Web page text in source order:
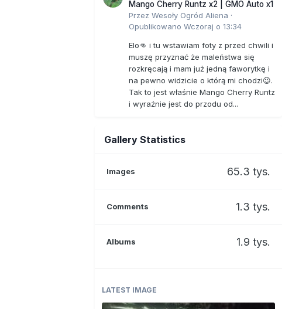
Mango Cherry Runtz x2 | GMO Auto x1
Przez Wesoły Ogród Aliena ·
Opublikowano Wczoraj o 13:34
Elo👊 i tu wstawiam foty z przed chwili i
muszę przyznać że maleństwa się
rozkręcają i mam już jedną faworytkę i
na pewno widzicie o którą mi chodzi😉.
Tak to jest właśnie Mango Cherry Runtz
i wyraźnie jest do przodu od...
Gallery Statistics
Images 65.3 tys.
Comments 1.3 tys.
Albums 1.9 tys.
LATEST IMAGE